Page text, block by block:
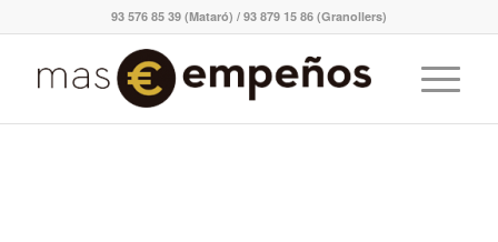
93 576 85 39 (Mataró) / 93 879 15 86 (Granollers)